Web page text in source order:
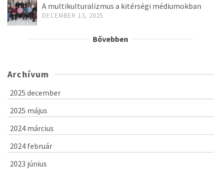
A multikulturalizmus a kitérségi médiumokban
DECEMBER 13, 2025
Bővebben
Archívum
2025 december
2025 május
2024 március
2024 február
2023 június